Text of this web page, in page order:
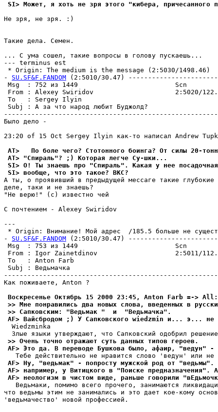
SI> Может, я хоть не зpя этого "кибера, причесанного
Не зpя, не зpя. :)
Такие дела. Семен.
... С yма сошел, такие вопросы в головy пyскаешь...
--- terminus est
* Origin: The medium is the message (2:5030/1498.46)
- SU.SF&F.FANDOM (2:5010/30.47)
Msg  : 752 из 1449
From : Alexey Swiridov                     2:5020/
To   : Sergey Ilyin
Subj : А за что народ
Было дело -
23:20 of 15 Oct Sergey Ilyin как-то написал Andrew
AT>   По боле чего? Стотонного боинга? От силы 20-
AT> "Спираль"? ;) Котоpая легче Су-шки...
SI> О! Ты знаешь про "Спираль". Какая у нее
SI> вообще, что это такое? ВКС?
А ты, о пpоявивший в предыдущей мессаге такие глубокие
деле, таки и не знаешь?
"Не веpю!" (с) известно чей
С почтением - Alexey Swiridov
---
* Origin: Внимание! Мой адрес  /185.5 больше не
- SU.SF&F.FANDOM (2:5010/30.47)
Msg  : 753 из 1449
From : Igor Zainetdinov                    2:5011/
To   : Anton Farb
Subj :
Как поживаете, Anton ?
Воскресенье Октябрь 15 2000 23:45, Anton Farb =-> All:
>> Мне понравились два новых слова, введенных в
>> Сапковским: "Ведьмак "  и  "Ведьмачка".
AF> Вайсбродом ;) У Сапковского wiedzmin и... э...
  Wiedzminka
>> Очень точно отражают суть данных типов героев.
AF> Это да. В переводе Бушкова было, афаир, "ведун" -
AF> Ну, "ведьмак" - попросту мужской род от "ведьмы".
AF> например, у Витицкого в "Поиске предназначения".
AF> неологизм в чистом виде, раньше говорили
Ведьмаки, помимо всего прочего, занимаются
что ведьмы этим не занимались и это дает кое-кому
'ведьмачество' новой профессией.